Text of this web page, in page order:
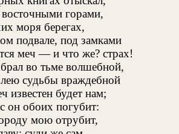
восточными горами,
моря берегах,
подвале, под замками
меч — и что же? страх!
во тьме волшебной,
судьбы враждебной
известен будет нам;
он обоих погубит:
мою отрубит,